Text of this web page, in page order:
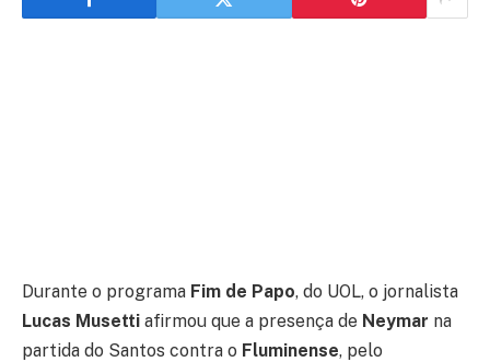
Durante o programa Fim de Papo, do UOL, o jornalista
Lucas Musetti afirmou que a presença de Neymar na
partida do Santos contra o Fluminense, pelo